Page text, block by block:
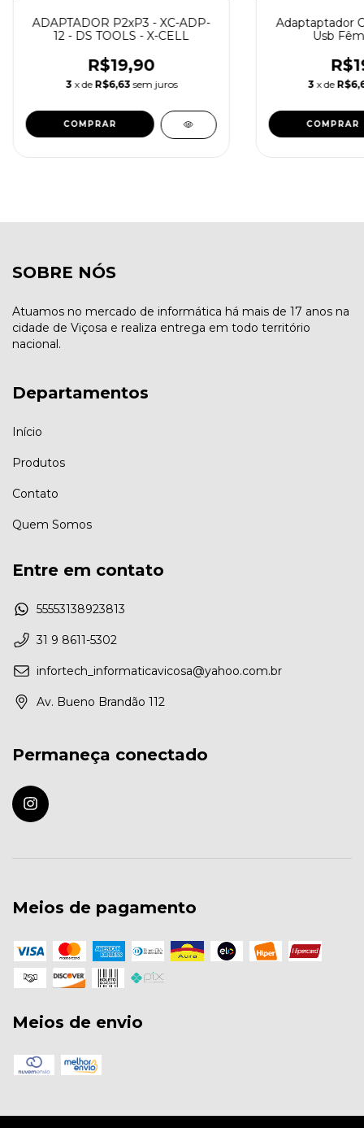
ADAPTADOR P2xP3 - XC-ADP-
12 - DS TOOLS - X-CELL
R$19,90
3 x de R$6,63 sem juros
Adaptaptador
Usb
3 x de
SOBRE NÓS
Atuamos no mercado de informática há mais de 17 anos na
cidade de Viçosa e realiza entrega em todo território
nacional.
Departamentos
Início
Produtos
Contato
Quem Somos
Entre em contato
55553138923813
31 9 8611-5302
infortech_informaticavicosa@yahoo.com.br
Av. Bueno Brandão 112
Permaneça conectado
Meios de pagamento
Meios de envio